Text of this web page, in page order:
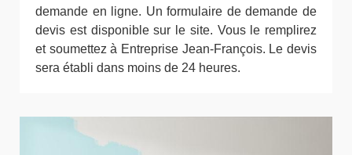
demande en ligne. Un formulaire de demande de
devis est disponible sur le site. Vous le remplirez
et soumettez à Entreprise Jean-François. Le devis
sera établi dans moins de 24 heures.